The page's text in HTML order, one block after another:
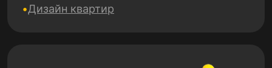
Дизайн квартир